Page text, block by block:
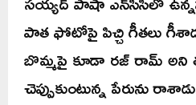
పాత ఫోటోపై పిచ్చి గీతలు
బొమ్మపై కూడా రజ్ రామ్ అని
చెప్పుకుంటున్న పేరును